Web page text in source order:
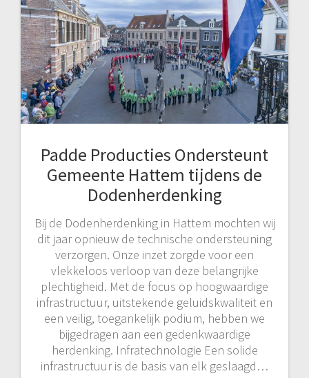
Padde Producties Ondersteunt
Gemeente Hattem tijdens de
Dodenherdenking
Bij de Dodenherdenking in Hattem mochten wij
dit jaar opnieuw de technische ondersteuning
verzorgen. Onze inzet zorgde voor een
vlekkeloos verloop van deze belangrijke
plechtigheid. Met de focus op hoogwaardige
infrastructuur, uitstekende geluidskwaliteit en
een veilig, toegankelijk podium, hebben we
bijgedragen aan een gedenkwaardige
herdenking. Infratechnologie Een solide
infrastructuur is de basis van elk geslaagd…